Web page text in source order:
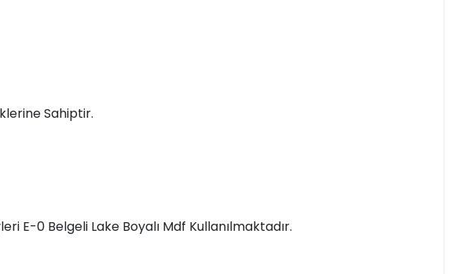
Sahiptir.
E-0 Belgeli Lake Boyalı Mdf Kullanılmaktadır.